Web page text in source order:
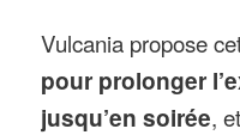
Vulcania propose
pour prolonger
jusqu’en soirée,